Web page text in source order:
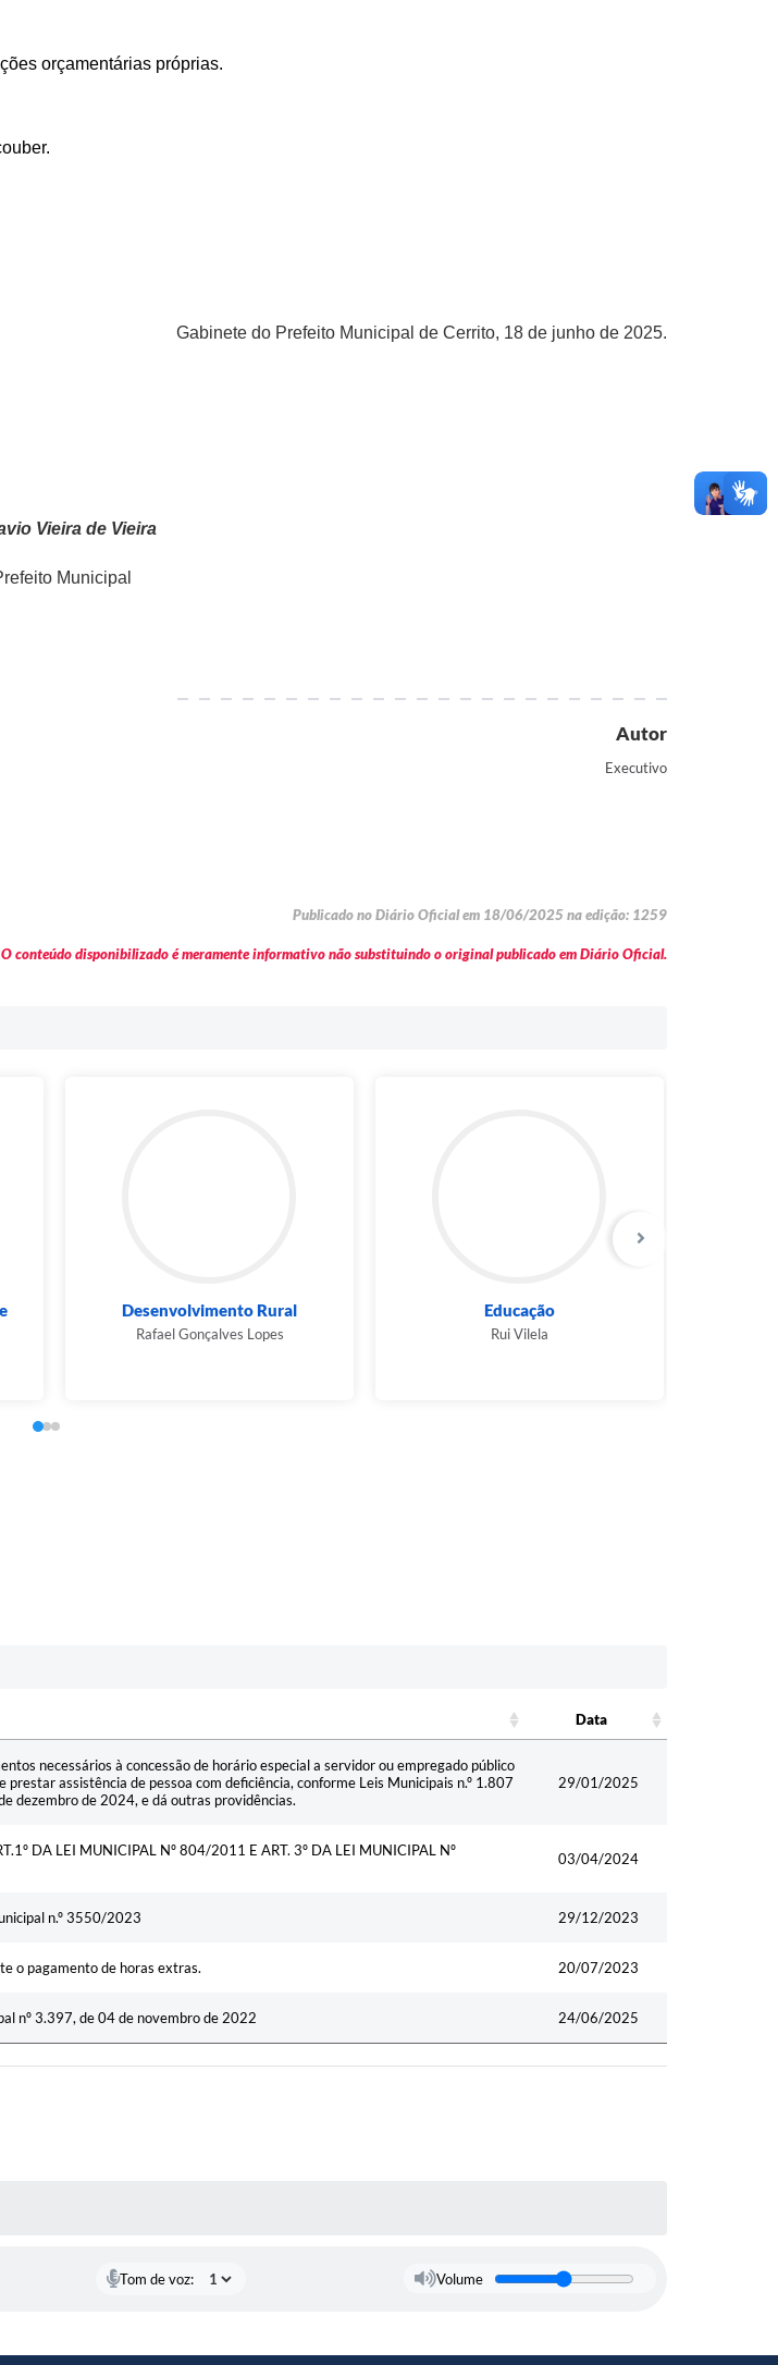
orçamentárias próprias.
Gabinete do Prefeito Municipal de Cerrito, 18 de junho de 2025.
Vieira de Vieira
Autor
Executivo
Publicado no Diário Oficial em 18/06/2025 na edição: 1259
conteúdo disponibilizado é meramente informativo não substituindo o original publicado em Diário Oficial.
Desenvolvimento Rural
Rafael Gonçalves Lopes
Educação
Rui Vilela
Data
necessários à concessão de horário especial a servidor ou empregado público
prestar assistência de pessoa com deficiência, conforme Leis Municipais n.º 1.807
dezembro de 2024, e dá outras providências.
29/01/2025
DA LEI MUNICIPAL Nº 804/2011 E ART. 3º DA LEI MUNICIPAL Nº
03/04/2024
n.º 3550/2023 29/12/2023
o pagamento de horas extras. 20/07/2023
nº 3.397, de 04 de novembro de 2022 24/06/2025
Tom de voz: Volume